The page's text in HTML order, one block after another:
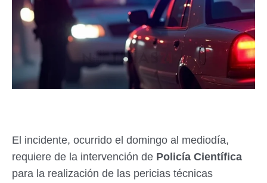
El incidente, ocurrido el domingo al mediodía,
requiere de la intervención de Policía Científica
para la realización de las pericias técnicas